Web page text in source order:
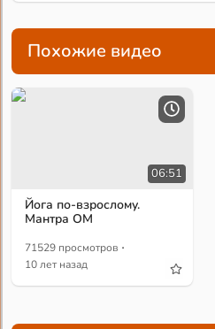
Похожие видео
06:51
Йога по-взрослому.
Мантра ОМ
71529 просмотров ·
10 лет назад